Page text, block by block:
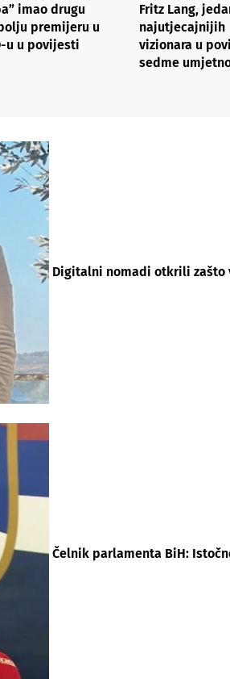
imao drugu
premijeru u
u u povijesti
Fritz Lang,
najutjecajnijih
vizionara u
sedme
Digitalni nomadi otkrili zašto
Čelnik parlamenta BiH: